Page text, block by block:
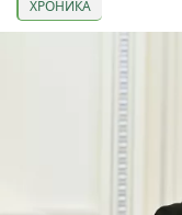
ХРОНИКА